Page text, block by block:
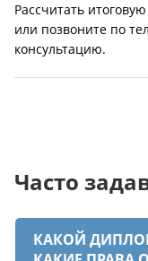
Рассчитать
или позвоните по
консультацию.
Часто
КАКОЙ